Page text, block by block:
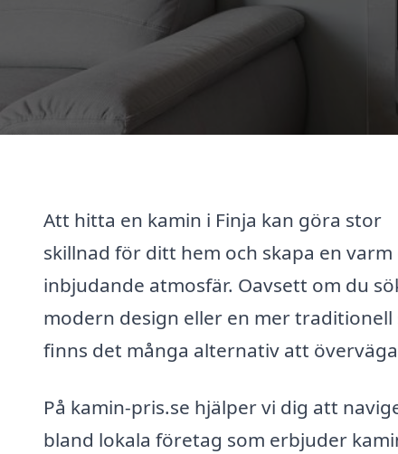
Att hitta en kamin i Finja kan göra stor
skillnad för ditt hem och skapa en varm
inbjudande atmosfär. Oavsett om du
modern design eller en mer traditionell
finns det många alternativ att
På kamin-pris.se hjälper vi dig att
bland lokala företag som erbjuder